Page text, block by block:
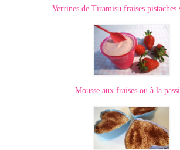
Verrines de Tiramisu fraises pistaches
Mousse aux fraises ou à la